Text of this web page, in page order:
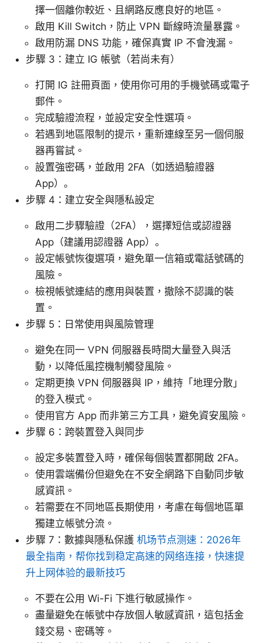
擇一個離你較近、且網路反應良好的地區。
啟用 Kill Switch，防止 VPN 斷線時流量暴露。
啟用防漏 DNS 功能，確保真實 IP 不會洩漏。
步驟 3：建立 IG 帳號（若尚未有）
打開 IG 註冊頁面，使用你可用的手機號碼或電子
郵件。
完成驗證流程，並設定安全性選項。
若遇到地區限制的提示，重新連線至另一個伺服
器再嘗試。
設置強密碼，並啟用 2FA（如透過驗證器
App）。
步驟 4：建立安全與隱私設定
啟用二步驟驗證（2FA），選擇短信或認證器
App（建議用認證器 App）。
設定帳號恢復選項，避免單一信箱或電話號碼的
風險。
檢視帳號連結的應用與裝置，撤除不認識的裝
置。
步驟 5：日常使用與風險管理
避免在同一 VPN 伺服器長時間大量登入與活
動，以降低風控機制觸發風險。
定期更換 VPN 伺服器與 IP，維持「地理分散」
的登入模式。
使用官方 App 而非第三方工具，避免資安風險。
步驟 6：跨裝置登入與同步
設定多裝置登入時，確保每個裝置都開啟 2FA。
使用雲端備份但避免在不安全網路下自動同步敏
感資訊。
若需要在不同地區長期使用，考慮在每個地區單
獨建立帳號分流。
步驟 7：數據與隱私保護 机场节点测速：2026年
最全指南，帮你找到稳定高速的网络连接，快速提
升上网体验的最新技巧
不要在公用 Wi-Fi 下進行敏感操作。
盡量避免在帳號中存放個人敏感資訊，這包括金
錢交易、密碼等。